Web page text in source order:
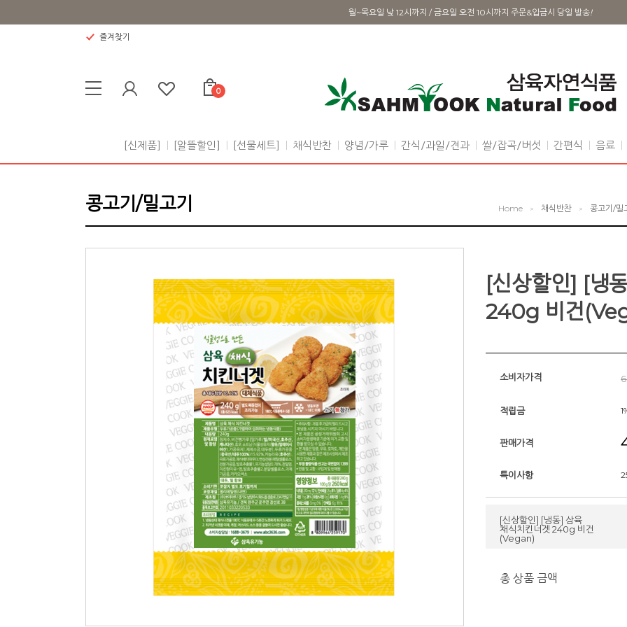
월~목요일 낮 12시까지 / 금요일 오전 10시까지 주문&입금시 당일 발송!
즐겨찾기
0
[신제품] [알뜰할인] [선물세트] 채식반찬 양념/가루 간식/과일/견과 쌀/잡곡/버섯 간편식 음료
콩고기/밀고기 Home > 채식반찬 > 콩고기/밀
[신상할인] [냉
240g 비건
소비자가격
적립금
판매가격
특이사항
[신상할인] [냉동] 삼육
채식치킨너겟 240g 비건
(Vegan)
총 상품 금액